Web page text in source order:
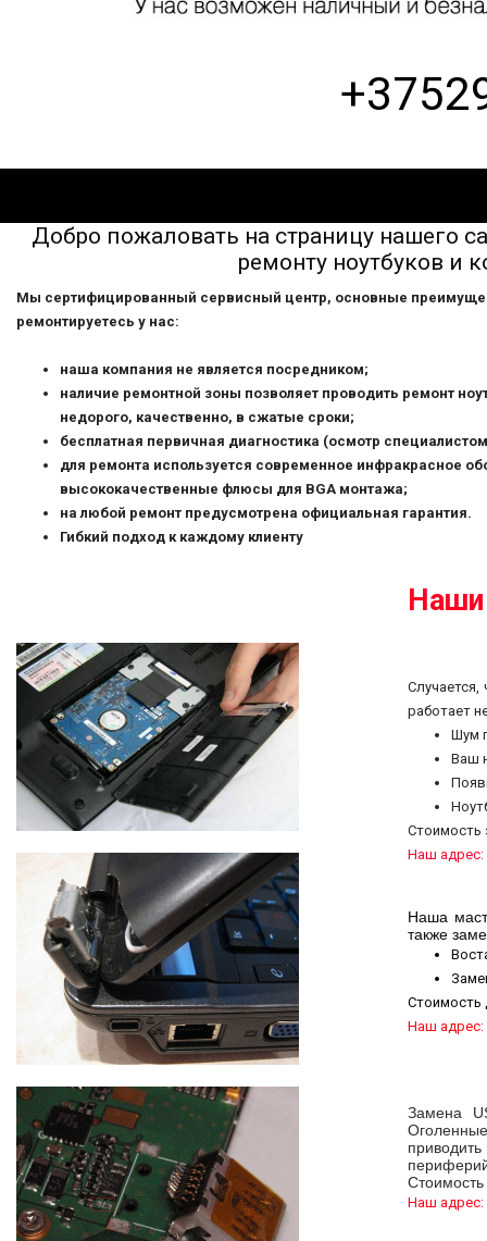
Добро пожаловать на страницу нашего
ремонту ноутбуков и
Мы сертифицированный сервисный центр, основные
ремонтируетесь у нас:
​наша компания не является посредником;
наличие ремонтной зоны позволяет проводить ремонт
недорого, качественно, в сжатые сроки;
бесплатная первичная диагностика (осмотр
для ремонта используется современное инфракрасное
высококачественные флюсы для BGA монтажа;
на любой ремонт предусмотрена официальная гарантия.
Гибкий подход к каждому клиенту
Наши
работает
Шум
Ваш
​Стоимость
Наш адрес:
Наша
также
​Стоимость
Наш адрес:
Замена
Наш адрес: